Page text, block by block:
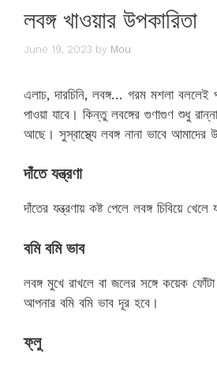
লবঙ্গ খাওয়ার উপকারিতা
June 19, 2023 by Mou
এলাচ, দারচিনি, লবঙ্গ… গরম মশলা বললেই
পাওয়া যাবে। কিন্তু লবঙ্গের গুণাগুণ শুধু
আছে। সুস্বাস্থ্যে লবঙ্গ নানা ভাবে
দাঁতে যন্ত্রণা
দাঁতের যন্ত্রণায় কষ্ট পেলে লবঙ্গ চিবিয়ে খেলে
বমি বমি ভাব
লবঙ্গ মুখে রাখলে বা জলের সঙ্গে কয়েক
আপনার বমি বমি ভাব দূর হবে।
ফ্লু